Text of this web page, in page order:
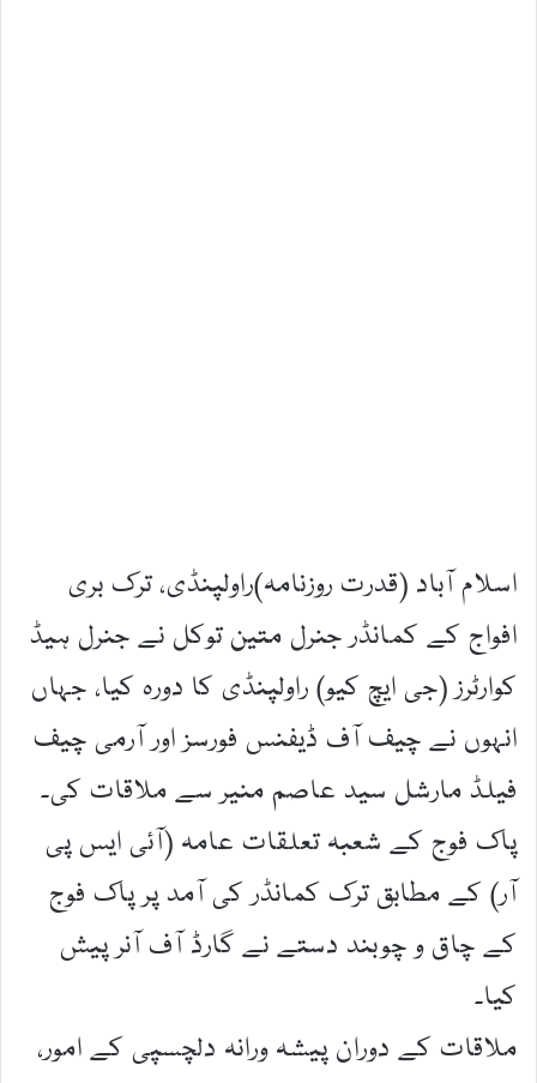
اسلام آباد (قدرت روزنامہ)راولپنڈی، ترک بری
افواج کے کمانڈر جنرل متین توکل نے جنرل ہیڈ
کوارٹرز (جی ایچ کیو) راولپنڈی کا دورہ کیا، جہاں
انہوں نے چیف آف ڈیفنس فورسز اور آرمی چیف
فیلڈ مارشل سید عاصم منیر سے ملاقات کی۔
پاک فوج کے شعبہ تعلقات عامہ (آئی ایس پی
آر) کے مطابق ترک کمانڈر کی آمد پر پاک فوج
کے چاق و چوبند دستے نے گارڈ آف آنر پیش
کیا۔
ملاقات کے دوران پیشہ ورانہ دلچسپی کے امور،